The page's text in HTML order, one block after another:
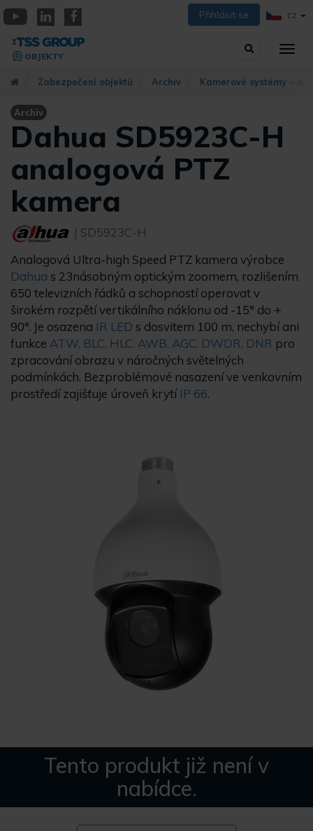
Přejít
k
hlavnímu
obsahu
Přihlásit se CZ
Vyhledávání
OBJEKTY
Zabezpečení objektů Archiv Kamerové systémy –
Archiv
Dahua SD5923C-H
analogová PTZ
kamera
| SD5923C-H
Analogová Ultra-high Speed PTZ kamera výrobce
Dahua s 23násobným optickým zoomem, rozlišením
650 televizních řádků a schopností operovat v
širokém rozpětí vertikálního náklonu od -15° do +
90°. Je osazena IR LED s dosvitem 100 m, nechybí ani
funkce ATW, BLC, HLC, AWB, AGC, DWDR, DNR pro
zpracování obrazu v náročných světelných
podmínkách. Bezproblémové nasazení ve venkovním
prostředí zajišťuje úroveň krytí IP 66.
Tento produkt již není v
nabídce.